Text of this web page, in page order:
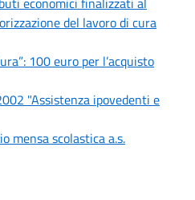
del lavoro di cura
100 euro per l’acquisto
"Assistenza ipovedenti e
mensa scolastica a.s.